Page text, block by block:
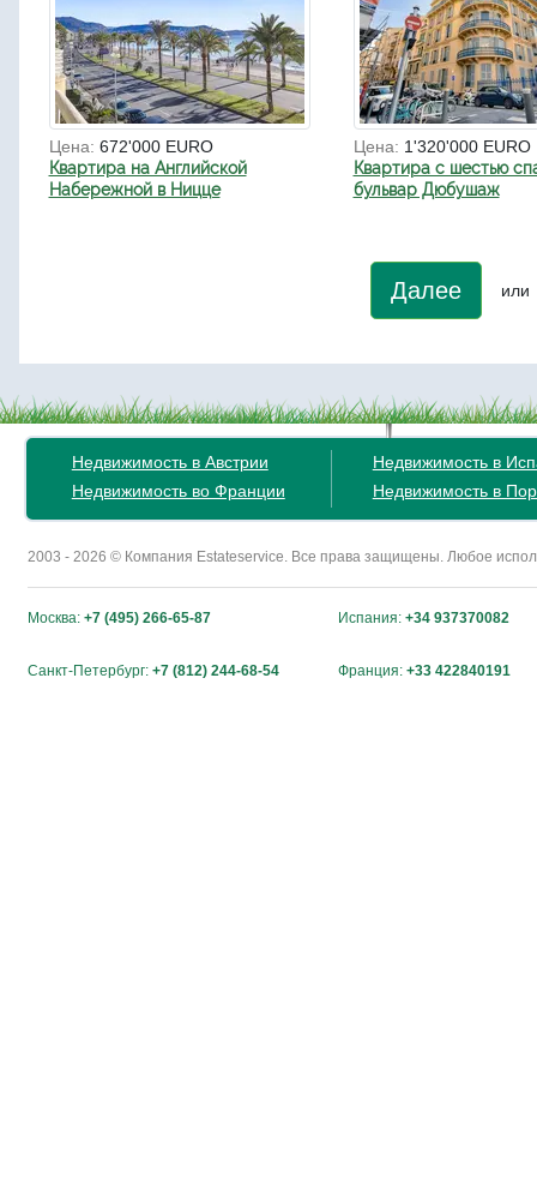
Цена: 672'000 EURO
Квартира на Английской
Набережной в Ницце
Цена: 1'320'000 EURO
Квартира с шестью
бульвар Дюбушаж
Далее или
Недвижимость в Австрии
Недвижимость во Франции
Недвижимость в
Недвижимость в
2003 - 2026 © Компания Estateservice. Все права защищены. Любое
Москва: +7 (495) 266-65-87 Испания: +34 937370082
Санкт-Петербург: +7 (812) 244-68-54 Франция: +33 422840191